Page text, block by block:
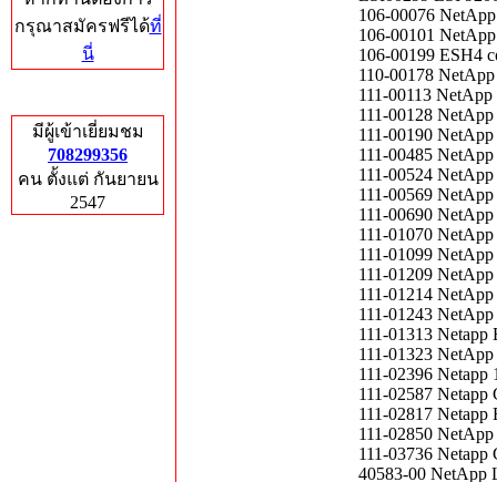
กรุณาสมัครฟรีได้ที่
นี่
มีผู้เข้าเยี่ยมชม
708299356
คน ตั้งแต่ กันยายน
2547
106-00076
106-00101
106-00199 ESH4
110-00178
111-00113
111-00128
111-00190
111-00485
111-00524
111-00569
111-00690
111-01070
111-01099
111-01209
111-01214
111-01243
111-01313 Netapp
111-01323
111-02396
111-02587
111-02817 Netapp
111-02850
111-03736
40583-00 NetApp